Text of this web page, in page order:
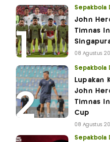
Sepakbola
John
Timnas
08 Agustus
Sepakbola
Lupakan
John
Timnas
Cup
08 Agustus
Sepakbola